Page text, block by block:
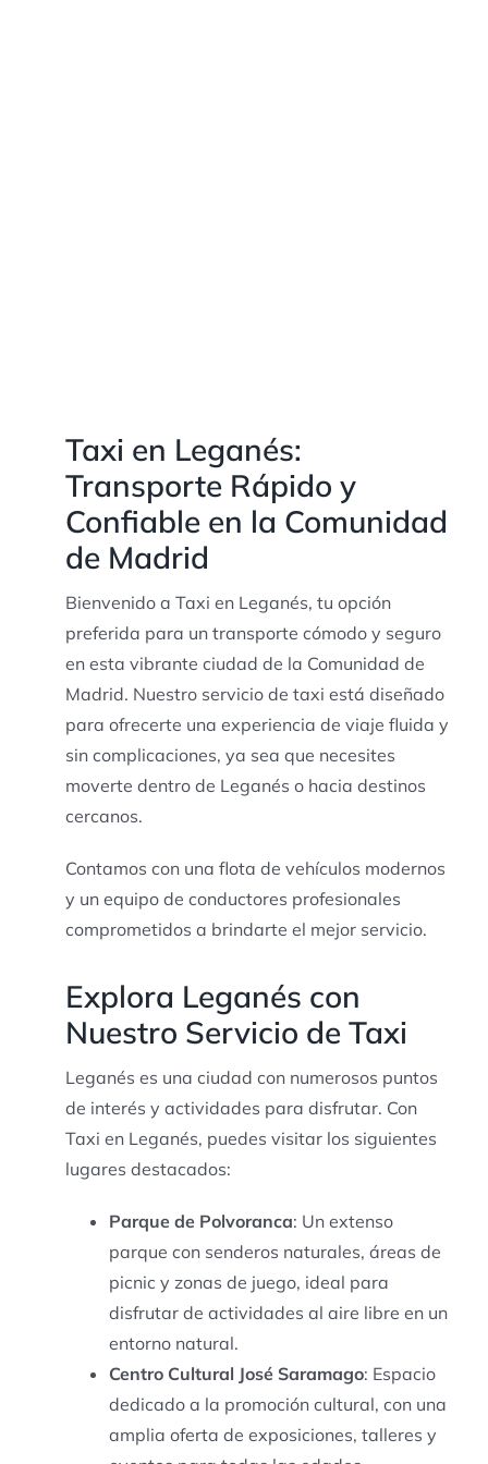
Taxi en Leganés:
Transporte Rápido y
Confiable en la Comunidad
de Madrid
Bienvenido a Taxi en Leganés, tu opción
preferida para un transporte cómodo y seguro
en esta vibrante ciudad de la Comunidad de
Madrid. Nuestro servicio de taxi está diseñado
para ofrecerte una experiencia de viaje fluida y
sin complicaciones, ya sea que necesites
moverte dentro de Leganés o hacia destinos
cercanos.
Contamos con una flota de vehículos modernos
y un equipo de conductores profesionales
comprometidos a brindarte el mejor servicio.
Explora Leganés con
Nuestro Servicio de Taxi
Leganés es una ciudad con numerosos puntos
de interés y actividades para disfrutar. Con
Taxi en Leganés, puedes visitar los siguientes
lugares destacados:
Parque de Polvoranca: Un extenso
parque con senderos naturales, áreas de
picnic y zonas de juego, ideal para
disfrutar de actividades al aire libre en un
entorno natural.
Centro Cultural José Saramago: Espacio
dedicado a la promoción cultural, con una
amplia oferta de exposiciones, talleres y